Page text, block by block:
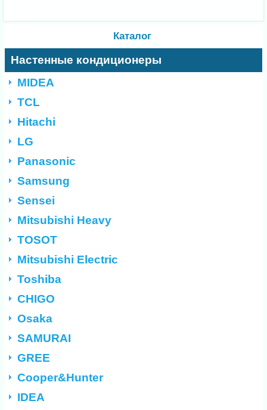
Каталог
Настенные кондиционеры
MIDEA
TCL
Hitachi
LG
Panasonic
Samsung
Sensei
Mitsubishi Heavy
TOSOT
Mitsubishi Electric
Toshiba
CHIGO
Osaka
SAMURAI
GREE
Cooper&Hunter
IDEA